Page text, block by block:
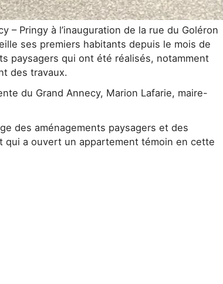
– Pringy à l’inauguration de la rue du Goléron
ses premiers habitants depuis le mois de
paysagers qui ont été réalisés, notamment
des travaux.
du Grand Annecy, Marion Lafarie, maire-
des aménagements paysagers et des
qui a ouvert un appartement témoin en cette